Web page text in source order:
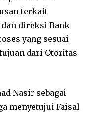
terkait
direksi Bank
yang sesuai
dari Otoritas
Nasir sebagai
menyetujui Faisal